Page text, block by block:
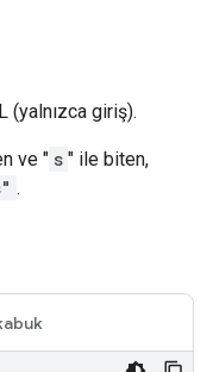
(yalnızca giriş).
ve " s " ile biten,
.